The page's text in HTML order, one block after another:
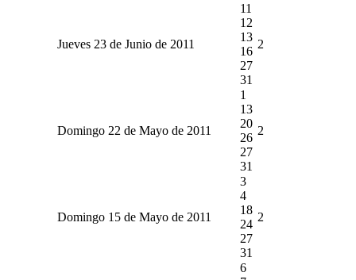
Jueves 23 de Junio de 2011
11
12
13
16
27
31
2
Domingo 22 de Mayo de 2011
1
13
20
26
27
31
2
Domingo 15 de Mayo de 2011
3
4
18
24
27
31
2
6